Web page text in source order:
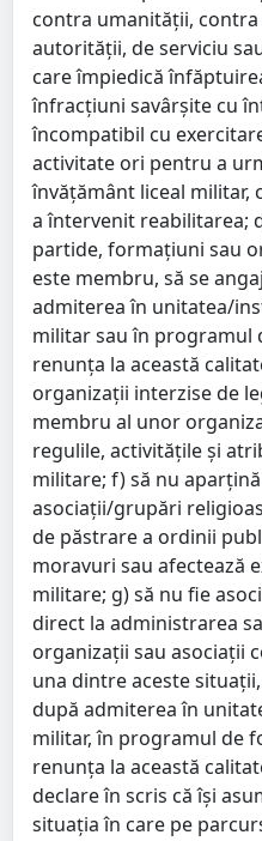
contra umanităţii,
autorităţii, de serviciu
care împiedică
înfracţiuni savârşite cu
încompatibil cu
activitate ori pentru a
învăţământ liceal militar,
a întervenit reabilitarea;
partide, formaţiuni sau
este membru, să se
admiterea în unitatea/
militar sau în programul
renunţa la această
organizaţii interzise de
membru al unor
regulile, activităţile şi
militare; f) să nu
asociaţii/grupări
de păstrare a ordinii
moravuri sau afectează
militare; g) să nu fie
direct la administrarea
organizaţii sau asociaţii
una dintre aceste
după admiterea în
militar, în programul de
renunţa la această
declare în scris că îşi
situaţia în care pe